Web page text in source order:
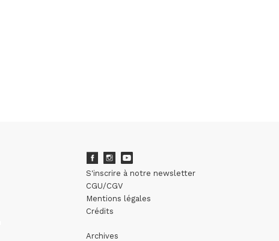
S'inscrire à notre newsletter
CGU/CGV
Mentions légales
Crédits
Archives